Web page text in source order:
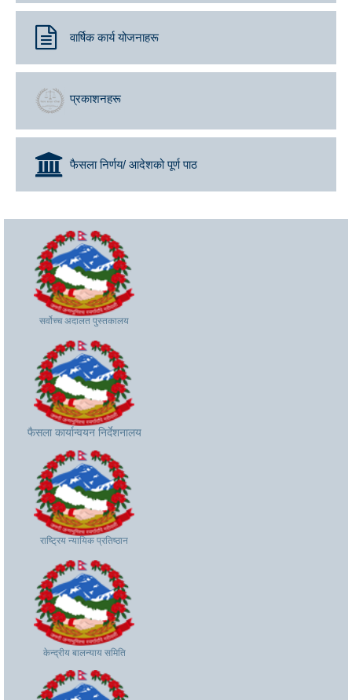
वार्षिक कार्य योजनाहरू
प्रकाशनहरू
फैसला निर्णय/ आदेशको पूर्ण पाठ
सर्वोच्च अदालत पुस्तकालय
सर्वोच्च अदालत पुस्तकालय
फैसला कार्यान्वयन निर्देशनालय
फैसला कार्यान्वयन निर्देशनालय
राष्ट्रिय न्यायिक प्रतिष्ठान
राष्ट्रिय न्यायिक प्रतिष्ठान
केन्द्रीय बालन्याय समिति
केन्द्रीय बालन्याय समिति